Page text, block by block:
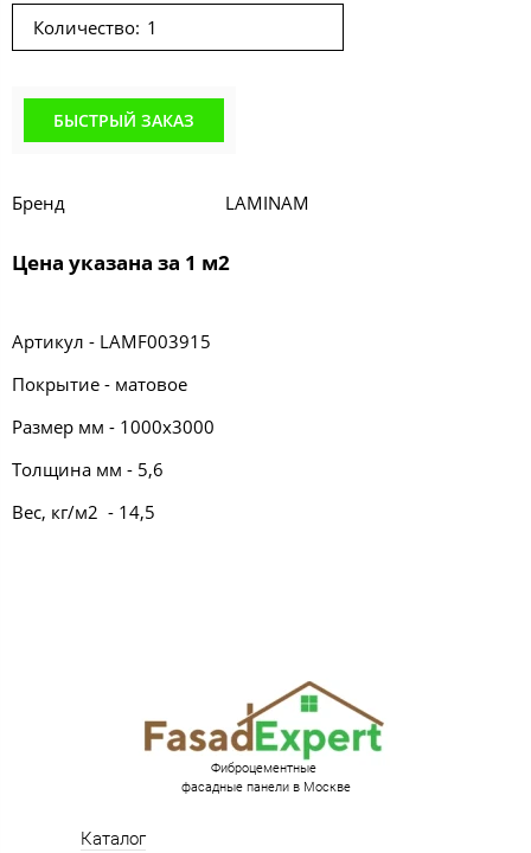
Количество:
БЫСТРЫЙ ЗАКАЗ
Бренд LAMINAM
Цена указана за 1 м2
Артикул - LAMF003915
Покрытие - матовое
Размер мм - 1000х3000
Толщина мм - 5,6
Вес, кг/м2 - 14,5
Каталог
Фиброцементные
фасадные панели в Москве